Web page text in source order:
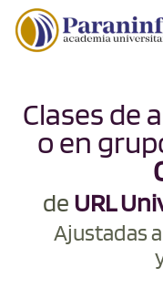
Clases de
o en
de URL
Ajustadas